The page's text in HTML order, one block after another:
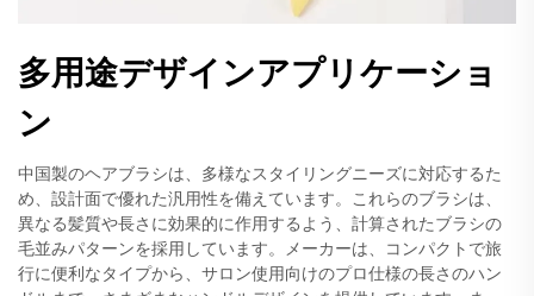
多用途デザインアプリケーショ
ン
中国製のヘアブラシは、多様なスタイリングニーズに対応するた
め、設計面で優れた汎用性を備えています。これらのブラシは、
異なる髪質や長さに効果的に作用するよう、計算されたブラシの
毛並みパターンを採用しています。メーカーは、コンパクトで旅
行に便利なタイプから、サロン使用向けのプロ仕様の長さのハン